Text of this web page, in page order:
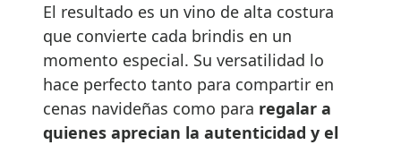
El resultado es un vino de alta costura
que convierte cada brindis en un
momento especial. Su versatilidad lo
hace perfecto tanto para compartir en
cenas navideñas como para regalar a
quienes aprecian la autenticidad y el